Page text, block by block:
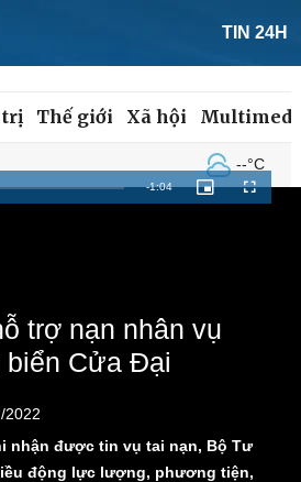
TIN 24H
trị Thế giới Xã hội
--°C
Dự báo thời tiết
Giáo dục
Dấu ấn VOV
Remaining
-1:04
Picture-
in-
Fullscreen
trợ nạn nhân vụ
biển Cửa Đại
2022
nhận được tin vụ tai nạn, Bộ Tư
động lực lượng, phương tiện,